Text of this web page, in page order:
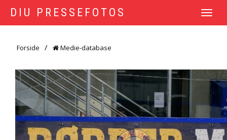
DIU PRESSEFOTOS
TOGGLE
Forside Medie-database